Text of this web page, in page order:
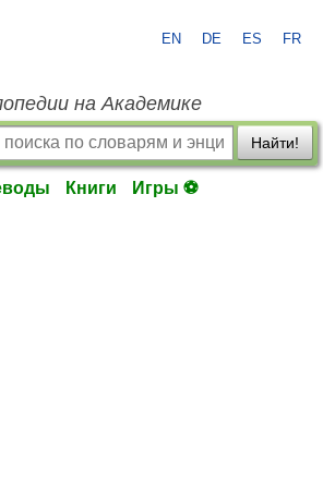
EN DE ES FR
на Академике
Найти!
Книги Игры ⚽